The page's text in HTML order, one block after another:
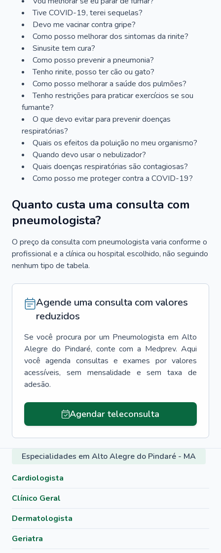
Tive COVID-19, terei sequelas?
Devo me vacinar contra gripe?
Como posso melhorar dos sintomas da rinite?
Sinusite tem cura?
Como posso prevenir a pneumonia?
Tenho rinite, posso ter cão ou gato?
Como posso melhorar a saúde dos pulmões?
Tenho restrições para praticar exercícios se sou
fumante?
O que devo evitar para prevenir doenças
respiratórias?
Quais os efeitos da poluição no meu organismo?
Quando devo usar o nebulizador?
Quais doenças respiratórias são contagiosas?
Como posso me proteger contra a COVID-19?
Quanto custa uma consulta com
pneumologista?
O preço da consulta com pneumologista varia conforme o
profissional e a clínica ou hospital escolhido, não seguindo
nenhum tipo de tabela.
Agende uma consulta com valores
reduzidos
Se você procura por um Pneumologista em Alto
Alegre do Pindaré, conte com a Medprev. Aqui
você agenda consultas e exames por valores
acessíveis, sem mensalidade e sem taxa de
adesão.
Agendar teleconsulta
Especialidades em Alto Alegre do Pindaré - MA
Cardiologista
Clínico Geral
Dermatologista
Geriatra